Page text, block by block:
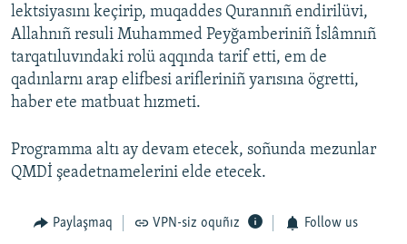
lektsiyasını keçirip, muqaddes Qurannıñ endirilüvi,
Allahnıñ resuli Muhammed Peyğamberiniñ İslâmnıñ
tarqatıluvındaki rolü aqqında tarif etti, em de
qadınlarnı arap elifbesi arifleriniñ yarısına ögretti,
haber ete matbuat hızmeti.
Programma altı ay devam etecek, soñunda mezunlar
QMDİ şeadetnamelerini elde etecek.
Paylaşmaq VPN-siz oquñız Follow us